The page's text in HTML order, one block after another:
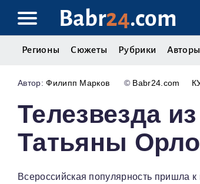
Babr24.com
Регионы Сюжеты Рубрики Авторы
Филипп Марков © Babr24.com
Телезвезда
Татьяны
Всероссийская популярность пришла